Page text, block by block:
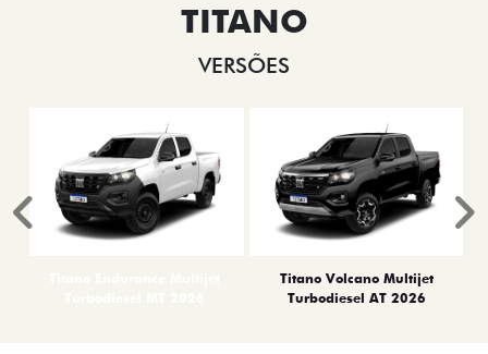
TITANO
VERSÕES
Titano Volcano Multijet
Turbodiesel AT 2026
Anterior